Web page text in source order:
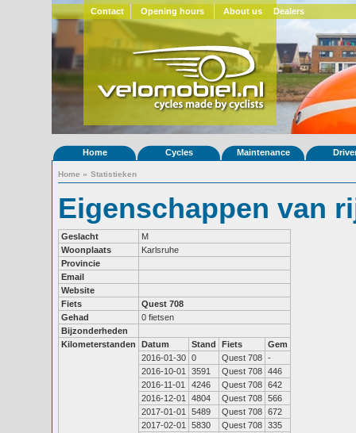
Contact Opening hours About us Dealers
Home Cycles Maintenance
Home » Statistieken
Eigenschappen van
Geslacht
M
Woonplaats
Karlsruhe
Provincie
Email
Website
Fiets
Quest 708
Gehad
0 fietsen
Bijzonderheden
Kilometerstanden
Datum Stand Fiets
Gem
2016-01-30 0 Quest 708 -
2016-10-01
3591 Quest 708 446
2016-11-01
4246 Quest 708 642
2016-12-01
4804 Quest 708 566
2017-01-01
5489 Quest 708 672
2017-02-01
5830 Quest 708 335